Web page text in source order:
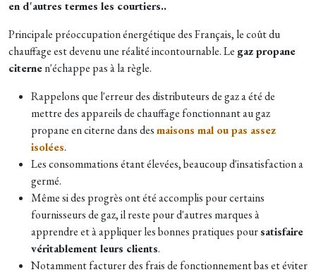
en d'autres termes les courtiers..
Principale préoccupation énergétique des Français, le coût du
chauffage est devenu une réalité incontournable. Le gaz propane
citernen'échappe pas à la règle.
Rappelons que l'erreur des distributeurs de gaz a été de
mettre des appareils de chauffage fonctionnant au gaz
propane en citerne dans desmaisons mal ou pas assez
isolées.
Les consommations étant élevées, beaucoup d'insatisfaction a
germé.
Même si des progrès ont été accomplis pour certains
fournisseurs de gaz, il reste pour d'autres marques à
apprendre et à appliquer les bonnes pratiques poursatisfaire
véritablement leurs clients.
Notamment facturer des frais de fonctionnement bas et éviter